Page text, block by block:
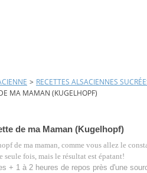
> RECETTES ALSACIENNES
MA MAMAN (KUGELHOPF)
de ma Maman (Kugelhopf)
de ma maman, comme vous allez le
seule fois, mais le résultat est épatant!
+ 1 à 2 heures de repos près d'une